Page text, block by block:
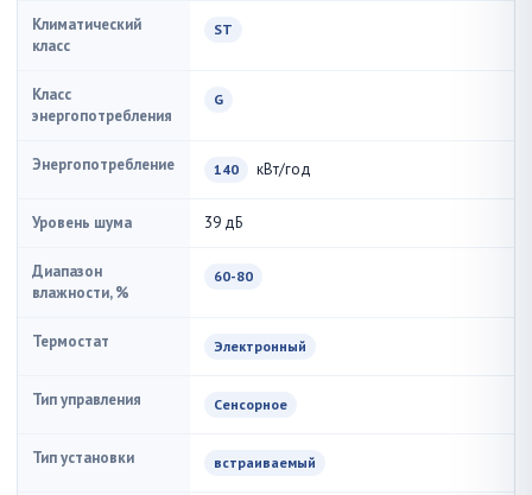
Климатический
класс
ST
Класс
энергопотребления
G
Энергопотребление 140 кВт/год
Уровень шума 39 дБ
Диапазон
влажности, %
60-80
Термостат Электронный
Тип управления Сенсорное
Тип установки встраиваемый